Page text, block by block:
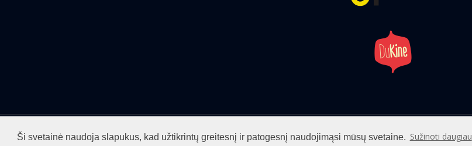
Ši svetainė naudoja slapukus, kad užtikrintų greitesnį ir patogesnį naudojimąsi mūsų svetaine. Sužinoti daugiau
Visos teisės saugomos ©2026cinemaclub.lt info@cinemaclub.lt